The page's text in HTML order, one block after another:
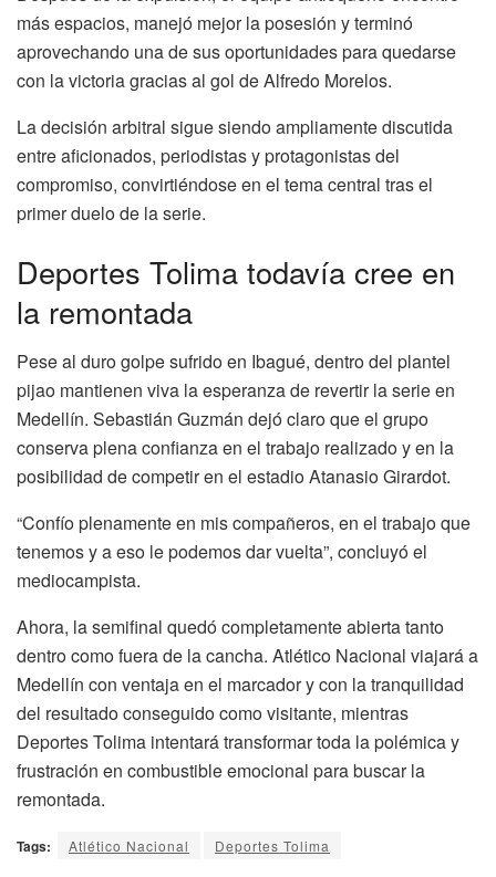
más espacios, manejó mejor la posesión y terminó
aprovechando una de sus oportunidades para quedarse
con la victoria gracias al gol de Alfredo Morelos.
La decisión arbitral sigue siendo ampliamente discutida
entre aficionados, periodistas y protagonistas del
compromiso, convirtiéndose en el tema central tras el
primer duelo de la serie.
Deportes Tolima todavía cree en
la remontada
Pese al duro golpe sufrido en Ibagué, dentro del plantel
pijao mantienen viva la esperanza de revertir la serie en
Medellín. Sebastián Guzmán dejó claro que el grupo
conserva plena confianza en el trabajo realizado y en la
posibilidad de competir en el estadio Atanasio Girardot.
“Confío plenamente en mis compañeros, en el trabajo que
tenemos y a eso le podemos dar vuelta”, concluyó el
mediocampista.
Ahora, la semifinal quedó completamente abierta tanto
dentro como fuera de la cancha. Atlético Nacional viajará a
Medellín con ventaja en el marcador y con la tranquilidad
del resultado conseguido como visitante, mientras
Deportes Tolima intentará transformar toda la polémica y
frustración en combustible emocional para buscar la
remontada.
Tags: Atlético Nacional Deportes Tolima